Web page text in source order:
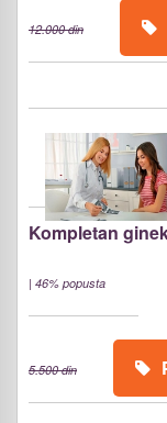
12.000 din
Kompletan
| 46% popusta
5.500 din